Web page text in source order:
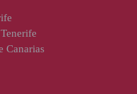
Canarias